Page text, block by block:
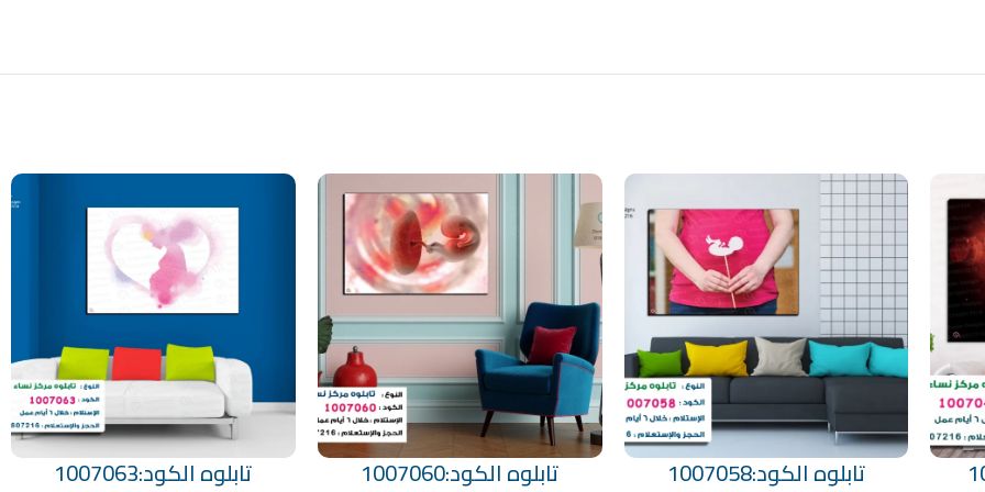
تحديد أحد الخيارات
تابلوه الكود:1007058 تحديد أحد الخيارات
تابلوه الكود:1007060 تحديد أحد الخيارات
تابلوه الكود:1007063